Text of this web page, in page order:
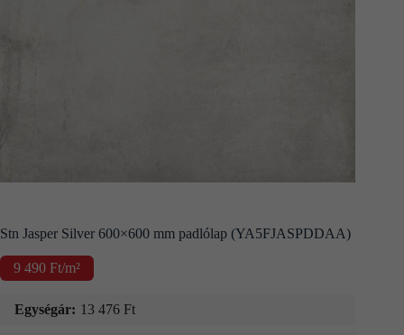
Stn Jasper Silver 600×600 mm padlólap (YA5FJASPDDAA)
9 490 Ft/m²
Egységár: 13 476 Ft